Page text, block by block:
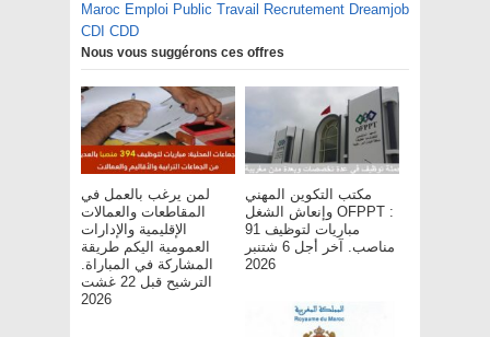
Maroc Emploi Public Travail Recrutement Dreamjob
CDI CDD
Nous vous suggérons ces offres
لمن يرغب بالعمل في
المقاطعات والعمالات
الإقليمية والإدارات
العمومية اليكم طريقة
المشاركة في المباراة.
الترشيح قبل 22 غشت
2026
مكتب التكوين المهني
وإنعاش الشغل OFPPT :
مباريات لتوظيف 91
مناصب. آخر أجل 6 شتنبر
2026